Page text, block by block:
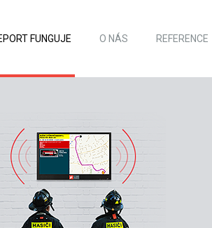
FUNGUJE O NÁS REFERENCE